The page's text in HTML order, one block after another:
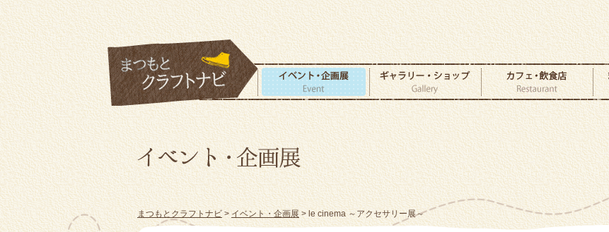
まつもとクラフトナビ > イベント・企画展> le cinema ～アクセサリー展～